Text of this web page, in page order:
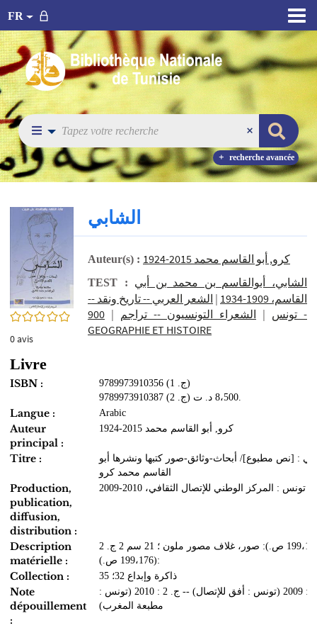
FR
recherche avancée
0/5
0avis
الشابي
Auteur(s) : كرو, أبو القاسم محمد 2015-1924
TEST : الشابي، أبوالقاسم بن محمد بن أبي
القاسم، 1909-1934
| الشعر العربي -- تاريخ ونقد --
تونس | الشعراء التونسيون -- تراجم |
900 -
GEOGRAPHIE ET HISTOIRE
Livre
ISBN :
9789973910356 (ج. 1)
9789973910387 (ج. 2) 8،500 د. ت.
Langue : Arabic
Auteur
principal :
كرو, أبو القاسم محمد 2015-1924
Titre :
: [نص مطبوع]/ أبحاث-وثائق-صور كتبها ونشرها أبو
القاسم محمد كرو
Production,
publication,
diffusion,
distribution :
تونس : المركز الوطني للإتصال الثقافي، 2010-2009
Description
matérielle :
2 ج. (199،176 ص.): صور، غلاف مصور ملون ؛ 21 سم 2 ج.
(199،176 ص.):
Collection : ذاكرة وإبداع 32؛ 35
Note
dépouillement
:
ج. 1 : 2009 (تونس : أفق للإتصال) -- ج. 2 : 2010 (تونس :
مطبعة المغرب)